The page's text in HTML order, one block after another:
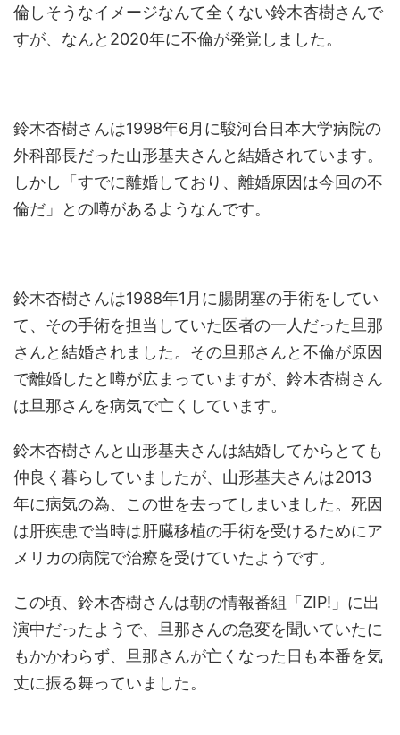
倫しそうなイメージなんて全くない鈴木杏樹さんで
すが、なんと2020年に不倫が発覚しました。
鈴木杏樹さんは1998年6月に駿河台日本大学病院の
外科部長だった山形基夫さんと結婚されています。
しかし「すでに離婚しており、離婚原因は今回の不
倫だ」との噂があるようなんです。
鈴木杏樹さんは1988年1月に腸閉塞の手術をしてい
て、その手術を担当していた医者の一人だった旦那
さんと結婚されました。その旦那さんと不倫が原因
で離婚したと噂が広まっていますが、鈴木杏樹さん
は旦那さんを病気で亡くしています。
鈴木杏樹さんと山形基夫さんは結婚してからとても
仲良く暮らしていましたが、山形基夫さんは2013
年に病気の為、この世を去ってしまいました。死因
は肝疾患で当時は肝臓移植の手術を受けるためにア
メリカの病院で治療を受けていたようです。
この頃、鈴木杏樹さんは朝の情報番組「ZIP!」に出
演中だったようで、旦那さんの急変を聞いていたに
もかかわらず、旦那さんが亡くなった日も本番を気
丈に振る舞っていました。